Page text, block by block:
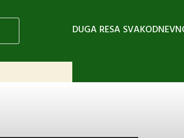
DUGA RESA